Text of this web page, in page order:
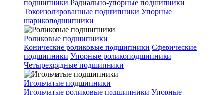
подшипники Радиально-упорные подшипники
Токоизолированные подшипники Упорные
шарикоподшипники
Роликовые подшипники
Конические роликовые подшипники Сферические
подшипники Упорные роликоподшипники
Четырехрядные подшипники
Игольчатые подшипники
Игольчатые роликовые подшипники Упорные